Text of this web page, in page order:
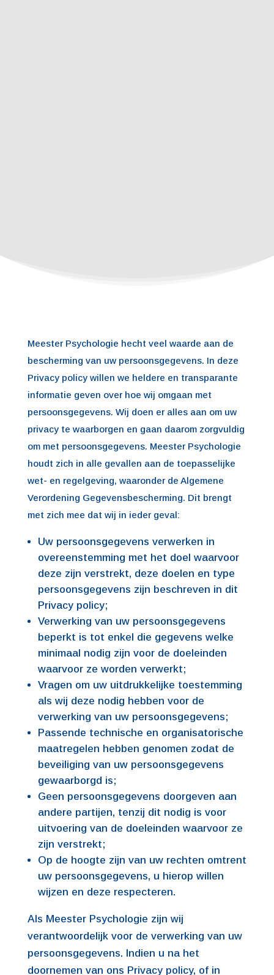
Meester Psychologie hecht veel waarde aan de
bescherming van uw persoonsgegevens. In deze
Privacy policy willen we heldere en transparante
informatie geven over hoe wij omgaan met
persoonsgegevens. Wij doen er alles aan om uw
privacy te waarborgen en gaan daarom zorgvuldig
om met persoonsgegevens. Meester Psychologie
houdt zich in alle gevallen aan de toepasselijke
wet- en regelgeving, waaronder de Algemene
Verordening Gegevensbescherming. Dit brengt
met zich mee dat wij in ieder geval:
Uw persoonsgegevens verwerken in
overeenstemming met het doel waarvoor
deze zijn verstrekt, deze doelen en type
persoonsgegevens zijn beschreven in dit
Privacy policy;
Verwerking van uw persoonsgegevens
beperkt is tot enkel die gegevens welke
minimaal nodig zijn voor de doeleinden
waarvoor ze worden verwerkt;
Vragen om uw uitdrukkelijke toestemming
als wij deze nodig hebben voor de
verwerking van uw persoonsgegevens;
Passende technische en organisatorische
maatregelen hebben genomen zodat de
beveiliging van uw persoonsgegevens
gewaarborgd is;
Geen persoonsgegevens doorgeven aan
andere partijen, tenzij dit nodig is voor
uitvoering van de doeleinden waarvoor ze
zijn verstrekt;
Op de hoogte zijn van uw rechten omtrent
uw persoonsgegevens, u hierop willen
wijzen en deze respecteren.
Als Meester Psychologie zijn wij
verantwoordelijk voor de verwerking van uw
persoonsgegevens. Indien u na het
doornemen van ons Privacy policy, of in